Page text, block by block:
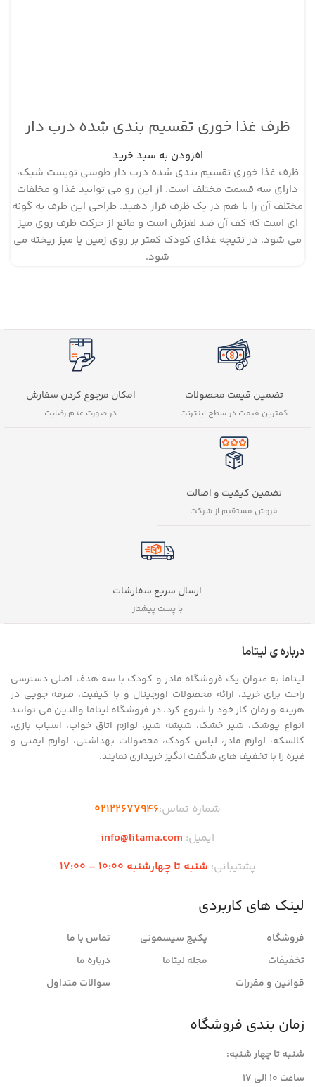
ظرف غذا خوری تقسیم بندی شده درب دار
طوسی تویست شیک
افزودن به سبد خرید
ظرف غذا خوری تقسیم بندی شده درب دار طوسی تویست شیک،
دارای سه قسمت مختلف است. از این رو می توانید غذا و مخلفات
مختلف آن را با هم در یک ظرف قرار دهید. طراحی این ظرف به گونه
ای است که کف آن ضد لغزش است و مانع از حرکت ظرف روی میز
می شود. در نتیجه غذای کودک کمتر بر روی زمین یا میز ریخته می
شود.
تضمین قیمت محصولات
کمترین قیمت در سطح اینترنت
امکان مرجوع کردن سفارش
در صورت عدم رضایت
تضمین کیفیت و اصالت
فروش مستقیم از شرکت
ارسال سریع سفارشات
با پست پیشتاز
درباره ی لیتاما
لیتاما به عنوان یک فروشگاه مادر و کودک با سه هدف اصلی دسترسی
راحت برای خرید، ارائه محصولات اورجینال و با کیفیت، صرفه جویی در
هزینه و زمان کار خود را شروع کرد. در فروشگاه لیتاما والدین می توانند
انواع پوشک، شیر خشک، شیشه شیر، لوازم اتاق خواب، اسباب بازی،
کالسکه، لوازم مادر، لباس کودک، محصولات بهداشتی، لوازم ایمنی و
غیره را با تخفیف های شگفت انگیز خریداری نمایند.
شماره تماس:02122677946
ایمیل: info@litama.com
پشتیبانی: شنبه تا چهارشنبه 10:00 – 17:00
لینک های کاربردی
فروشگاه
تخفیفات
قوانین و مقررات
پکیج سیسمونی
مجله لیتاما
تماس با ما
درباره ما
سوالات متداول
زمان بندی فروشگاه
شنبه تا چهار شنبه:
ساعت ۱۰ الی ۱۷